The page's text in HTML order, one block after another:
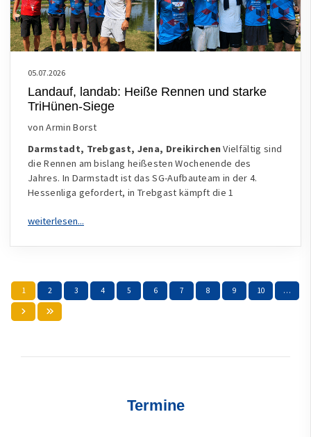
05.07.2026
Landauf, landab: Heiße Rennen und starke
TriHünen-Siege
von Armin Borst
Darmstadt, Trebgast, Jena, DreikirchenVielfältig sind
die Rennen am bislang heißesten Wochenende des
Jahres. In Darmstadt ist das SG-Aufbauteam in der 4.
Hessenliga gefordert, in Trebgast kämpft die 1
1 2 3 4 5 6 7 8 9 10 …
Termine